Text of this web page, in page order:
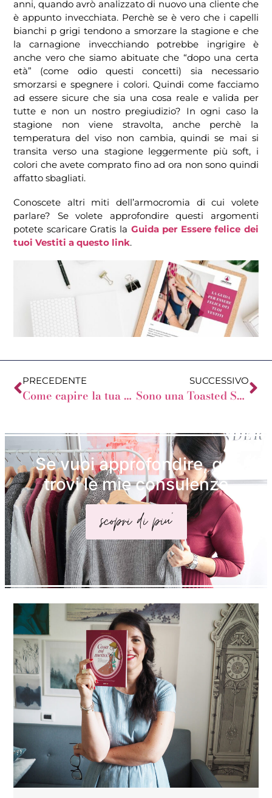
anni, quando avrò analizzato di nuovo una cliente che
è appunto invecchiata. Perchè se è vero che i capelli
bianchi p grigi tendono a smorzare la stagione e che
la carnagione invecchiando potrebbe ingrigire è
anche vero che siamo abituate che “dopo una certa
età” (come odio questi concetti) sia necessario
smorzarsi e spegnere i colori. Quindi come facciamo
ad essere sicure che sia una cosa reale e valida per
tutte e non un nostro pregiudizio? In ogni caso la
stagione non viene stravolta, anche perchè la
temperatura del viso non cambia, quindi se mai si
transita verso una stagione leggermente più soft, i
colori che avete comprato fino ad ora non sono quindi
affatto sbagliati.
Conoscete altri miti dell’armocromia di cui volete
parlare? Se volete approfondire questi argomenti
potete scaricare Gratis la Guida per Essere felice dei
tuoi Vestiti a questo link.
PRECEDENTE
Come capire la tua forma del corpo?
SUCCESSIVO
Sono una Toasted Soft Winter con il sistema di Lora Alexander
Se vuoi approfondire, qui
trovi le mie consulenze
scopri di piu'